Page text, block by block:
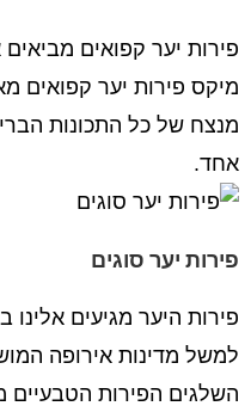
פירות יער קפואים מביאים
מיקס פירות יער קפואים
מנצח של כל התכונות
אחד.
פירות יער סוגים
פירות היער מגיעים
למשל מדינות אירופה
השלגים הפירות הטבעיים